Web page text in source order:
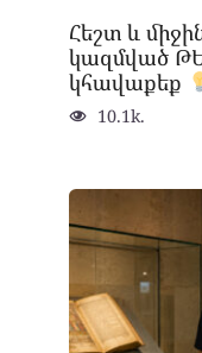
Հեշտ և
կազմված
կհավաքեք
10.1k.